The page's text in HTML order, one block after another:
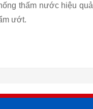
thấm nước hiệu
ướt.